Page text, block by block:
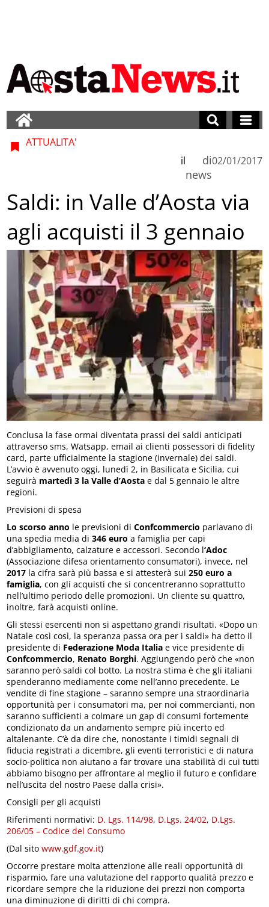
ATTUALITA'
di
news
il 02/01/2017
Saldi: in Valle d’Aosta via
agli acquisti il 3 gennaio
Conclusa la fase ormai diventata prassi dei saldi anticipati
attraverso sms, Watsapp, email ai clienti possessori di fidelity
card, parte ufficialmente la stagione (invernale) dei saldi.
L’avvio è avvenuto oggi, lunedì 2, in Basilicata e Sicilia, cui
seguirà martedì 3 la Valle d’Aosta e dal 5 gennaio le altre
regioni.
Previsioni di spesa
Lo scorso anno le previsioni di Confcommercio parlavano di
una spedia media di346 euro a famiglia per capi
d’abbigliamento, calzature e accessori. Secondo l‘Adoc
(Associazione difesa orientamento consumatori), invece, nel
2017 la cifra sarà più bassa e si attesterà sui250 euro a
famiglia, con gli acquisti che si concentreranno soprattutto
nell’ultimo periodo delle promozioni. Un cliente su quattro,
inoltre, farà acquisti online.
Gli stessi esercenti non si aspettano grandi risultati. «Dopo un
Natale così così, la speranza passa ora per i saldi» ha detto il
presidente di Federazione Moda Italia e vice presidente di
Confcommercio, Renato Borghi. Aggiungendo però che «non
saranno però saldi col botto. La nostra stima è che gli italiani
spenderanno mediamente come nell’anno precedente. Le
vendite di fine stagione – saranno sempre una straordinaria
opportunità per i consumatori ma, per noi commercianti, non
saranno sufficienti a colmare un gap di consumi fortemente
condizionato da un andamento sempre più incerto ed
altalenante. C’è da dire che, nonostante i timidi segnali di
fiducia registrati a dicembre, gli eventi terroristici e di natura
socio-politica non aiutano a far trovare una stabilità di cui tutti
abbiamo bisogno per affrontare al meglio il futuro e confidare
nell’uscita del nostro Paese dalla crisi».
Consigli per gli acquisti
Riferimenti normativi: D. Lgs. 114/98, D.Lgs. 24/02, D.Lgs.
206/05 – Codice del Consumo
(Dal sitowww.gdf.gov.it)
Occorre prestare molta attenzione alle reali opportunità di
risparmio, fare una valutazione del rapporto qualità prezzo e
ricordare sempre che la riduzione dei prezzi non comporta
una diminuzione di diritti di chi compra.